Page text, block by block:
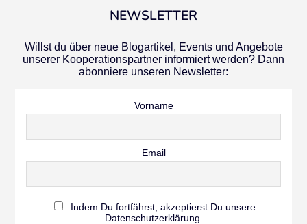
NEWSLETTER
Willst du über neue Blogartikel, Events und Angebote
unserer Kooperationspartner informiert werden? Dann
abonniere unseren Newsletter:
Vorname
Email
Indem Du fortfährst, akzeptierst Du unsere
Datenschutzerklärung.